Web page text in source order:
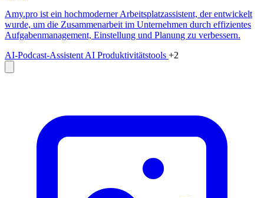
Amy.pro ist ein hochmoderner Arbeitsplatzassistent, der entwickelt
wurde, um die Zusammenarbeit im Unternehmen durch effizientes
Aufgabenmanagement, Einstellung und Planung zu verbessern.
AI-Podcast-Assistent AI Produktivitätstools +2